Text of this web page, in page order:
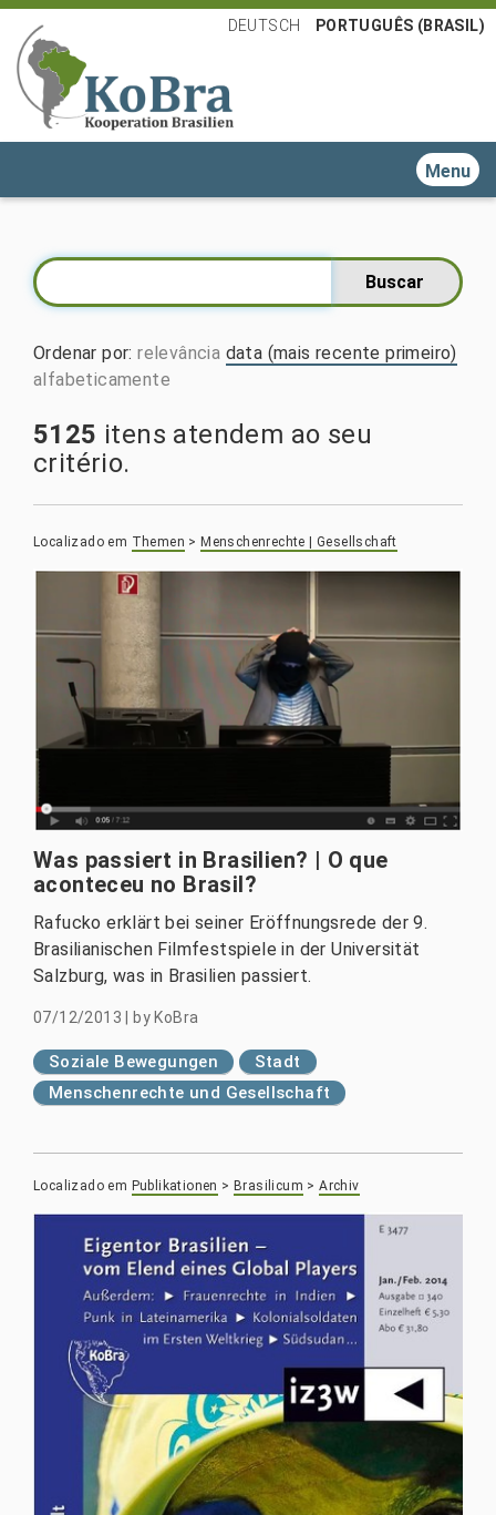
DEUTSCH PORTUGUÊS (BRASIL)
Toggle
Ordenar por:relevância data (mais recente primeiro)
alfabeticamente
5125 itens atendem ao seu
critério.
Localizado em Themen > Menschenrechte | Gesellschaft
Was passiert in Brasilien? | O que
aconteceu no Brasil?
Rafucko erklärt bei seiner Eröffnungsrede der 9.
Brasilianischen Filmfestspiele in der Universität
Salzburg, was in Brasilien passiert.
07/12/2013 by KoBra
Soziale Bewegungen
Stadt
Menschenrechte und Gesellschaft
Localizado em Publikationen >Brasilicum >Archiv